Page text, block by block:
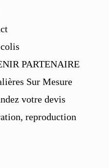
PARTENAIRE
Sur Mesure
votre devis
reproduction